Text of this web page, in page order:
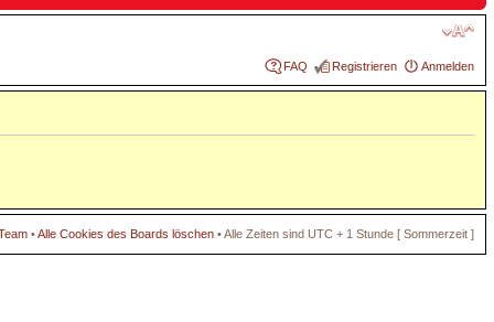
FAQ Registrieren Anmelden
•Alle Cookies des Boards löschen • Alle Zeiten sind UTC + 1 Stunde [ Sommerzeit ]